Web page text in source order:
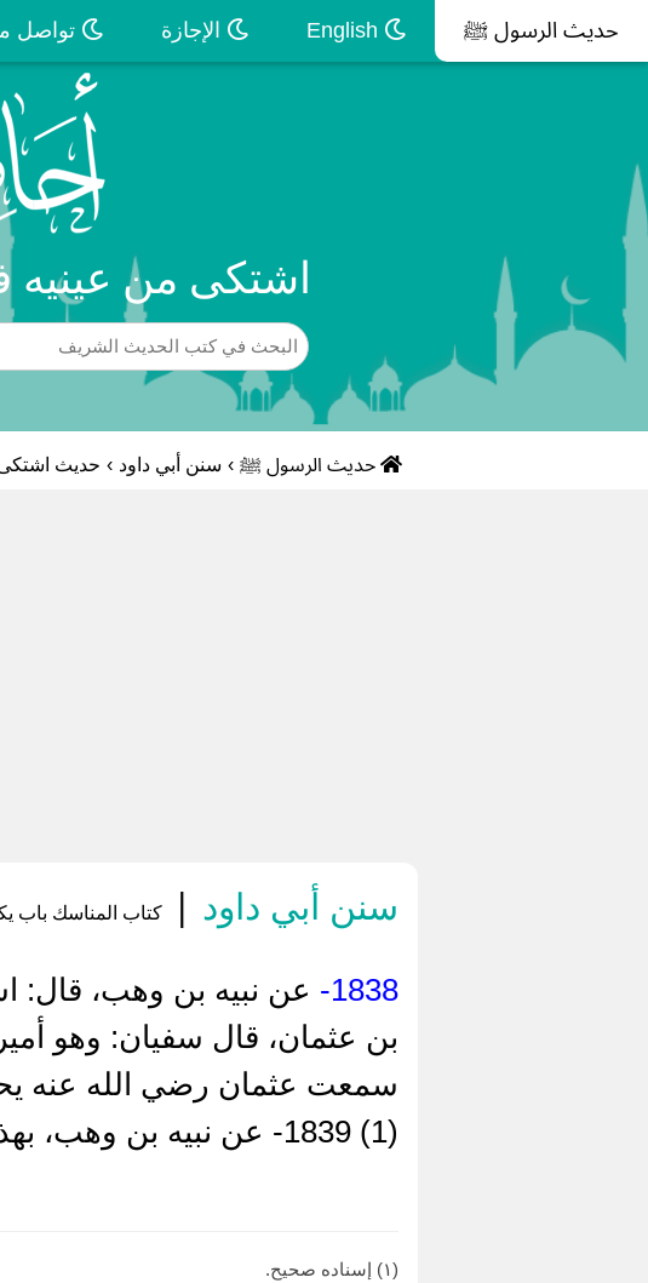
حديث الرسول ﷺ الإجازة تواصل
اشتكى من عينيه
حديث الرسول ﷺ › سنن أبي داود › حديث اشتكى
سنن أبي داود | كتاب المناسك باب
1838-
عن نبيه بن وهب، قال:
بن عثمان، قال سفيان: وهو
سمعت عثمان رضي الله عنه
(1) 1839- عن نبيه بن وهب، بهذا الحديث (2)
(١) إسناده صحيح.